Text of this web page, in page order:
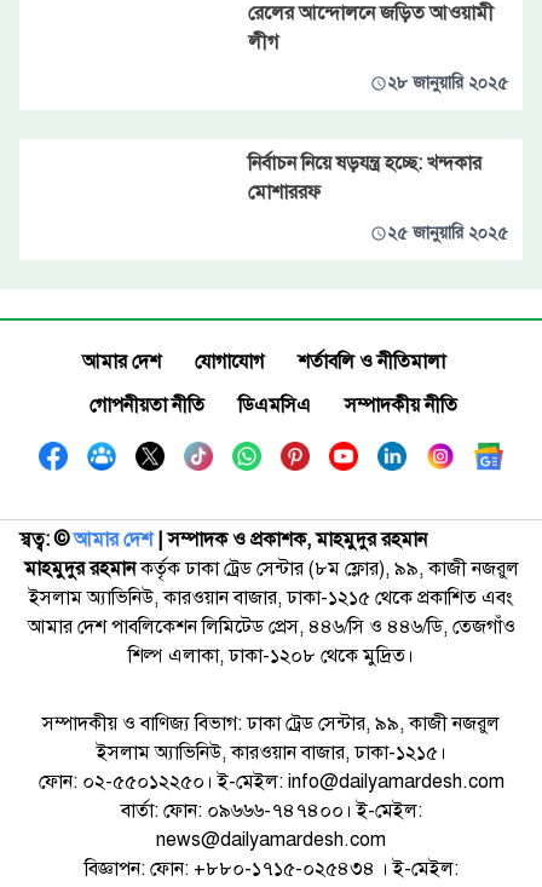
রেলের আন্দোলনে জড়িত আওয়ামী
লীগ
২৮ জানুয়ারি ২০২৫
নির্বাচন নিয়ে ষড়যন্ত্র হচ্ছে: খন্দকার
মোশাররফ
২৫ জানুয়ারি ২০২৫
আমার দেশ যোগাযোগ
শর্তাবলি ও নীতিমালা
গোপনীয়তা নীতি
ডিএমসিএ সম্পাদকীয় নীতি
স্বত্ব: ©️আমার দেশ| সম্পাদক ও প্রকাশক, মাহমুদুর রহমান
মাহমুদুর রহমানকর্তৃক ঢাকা ট্রেড সেন্টার (৮ম ফ্লোর), ৯৯, কাজী নজরুল
ইসলাম অ্যাভিনিউ, কারওয়ান বাজার, ঢাকা-১২১৫ থেকে প্রকাশিত এবং
আমার দেশ পাবলিকেশন লিমিটেড প্রেস, ৪৪৬/সি ও ৪৪৬/ডি, তেজগাঁও
শিল্প এলাকা, ঢাকা-১২০৮ থেকে মুদ্রিত।
সম্পাদকীয় ও বাণিজ্য বিভাগ: ঢাকা ট্রেড সেন্টার, ৯৯, কাজী নজরুল
ইসলাম অ্যাভিনিউ, কারওয়ান বাজার, ঢাকা-১২১৫।
ফোন: ০২-৫৫০১২২৫০। ই-মেইল: info@dailyamardesh.com
বার্তা: ফোন: ০৯৬৬৬-৭৪৭৪০০। ই-মেইল:
news@dailyamardesh.com
বিজ্ঞাপন: ফোন: +৮৮০-১৭১৫-০২৫৪৩৪ । ই-মেইল: